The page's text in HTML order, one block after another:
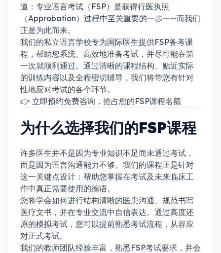
道：专业语言考试（FSP）是获得行医执照
（Approbation）过程中至关重要的一步——而我们
正是为此而来。
我们的私立语言学校专为国际医生提供FSP备考课
程，帮助您系统、高效地准备考试，并尽可能在第
一次就顺利通过。通过清晰的课程结构、贴近实际
的训练内容以及全程密切辅导，我们将带您有针对
性地应对考试的各个环节。
👉 立即预约免费咨询，抢占您的FSP课程名额
为什么选择我们的FSP课程
许多医生并不是因为专业知识不足而未通过考试，
而是因为语言沟通能力不够。我们的课程正是针对
这一关键点设计：帮助您掌握在考试及未来临床工
作中真正需要使用的德语。
您将学会如何进行结构清晰的医患沟通、规范书写
医疗文书，并在专业交流中自信表达。通过高度还
原的模拟考试，您可以提前熟悉考试流程，从容应
对正式考试。
我们的教师团队经验丰富，熟悉FSP考试要求，并会